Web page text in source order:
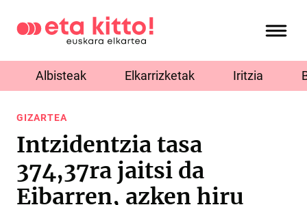
Albisteak Elkarrizketak Iritzia
GIZARTEA
Intzidentzia tasa
374,37ra jaitsi da
Eibarren, azken hiru